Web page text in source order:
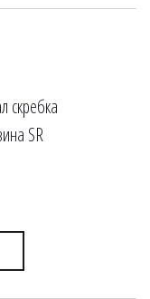
скребка
SR